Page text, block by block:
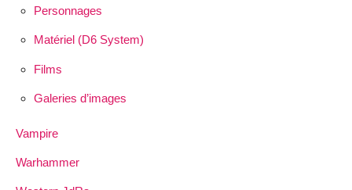
Personnages
Matériel (D6 System)
Films
Galeries d’images
Vampire
Warhammer